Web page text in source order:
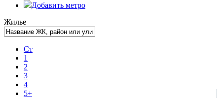
Добавить метро
Жилье
Ст
1
2
3
4
5+